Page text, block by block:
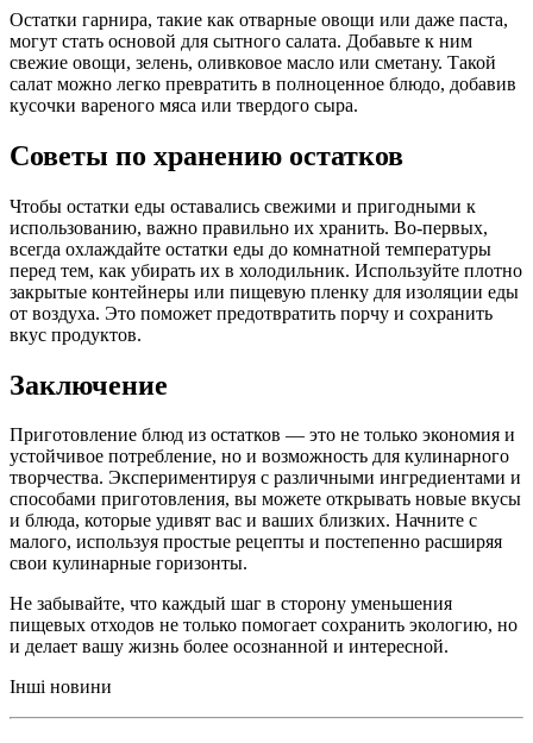
Остатки гарнира, такие как отварные овощи или даже паста,
могут стать основой для сытного салата. Добавьте к ним
свежие овощи, зелень, оливковое масло или сметану. Такой
салат можно легко превратить в полноценное блюдо, добавив
кусочки вареного мяса или твердого сыра.
Советы по хранению остатков
Чтобы остатки еды оставались свежими и пригодными к
использованию, важно правильно их хранить. Во-первых,
всегда охлаждайте остатки еды до комнатной температуры
перед тем, как убирать их в холодильник. Используйте плотно
закрытые контейнеры или пищевую пленку для изоляции еды
от воздуха. Это поможет предотвратить порчу и сохранить
вкус продуктов.
Заключение
Приготовление блюд из остатков — это не только экономия и
устойчивое потребление, но и возможность для кулинарного
творчества. Экспериментируя с различными ингредиентами и
способами приготовления, вы можете открывать новые вкусы
и блюда, которые удивят вас и ваших близких. Начните с
малого, используя простые рецепты и постепенно расширяя
свои кулинарные горизонты.
Не забывайте, что каждый шаг в сторону уменьшения
пищевых отходов не только помогает сохранить экологию, но
и делает вашу жизнь более осознанной и интересной.
Інші новини